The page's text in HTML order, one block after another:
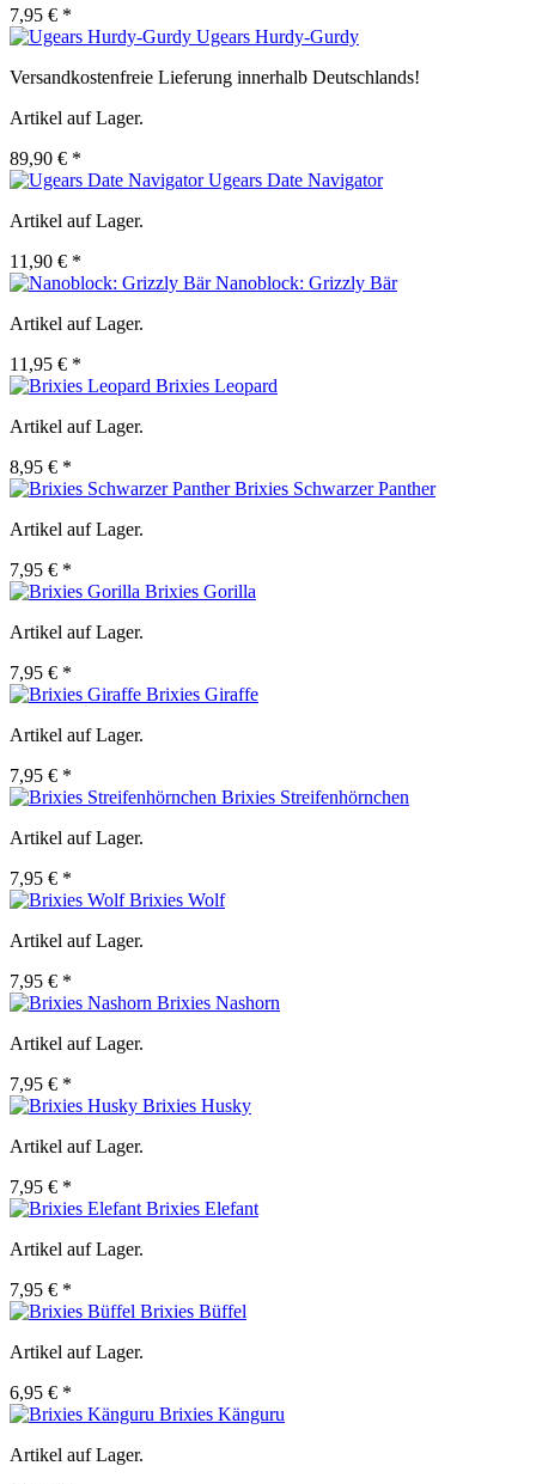
7,95 € *
Ugears Hurdy-Gurdy
Versandkostenfreie Lieferung innerhalb Deutschlands!
Artikel auf Lager.
89,90 € *
Ugears Date Navigator
Artikel auf Lager.
11,90 € *
Nanoblock: Grizzly Bär
Artikel auf Lager.
11,95 € *
Brixies Leopard
Artikel auf Lager.
8,95 € *
Brixies Schwarzer Panther
Artikel auf Lager.
7,95 € *
Brixies Gorilla
Artikel auf Lager.
7,95 € *
Brixies Giraffe
Artikel auf Lager.
7,95 € *
Brixies Streifenhörnchen
Artikel auf Lager.
7,95 € *
Brixies Wolf
Artikel auf Lager.
7,95 € *
Brixies Nashorn
Artikel auf Lager.
7,95 € *
Brixies Husky
Artikel auf Lager.
7,95 € *
Brixies Elefant
Artikel auf Lager.
7,95 € *
Brixies Büffel
Artikel auf Lager.
6,95 € *
Brixies Känguru
Artikel auf Lager.